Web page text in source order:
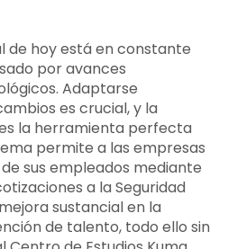
de hoy está en constante
por avances
Adaptarse
es crucial, y la
la herramienta perfecta
permite a las empresas
sus empleados mediante
a la Seguridad
sustancial en la
de talento, todo ello sin